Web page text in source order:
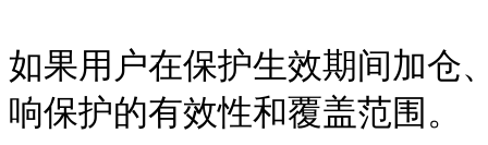
如果用户在保护生效期间加仓
响保护的有效性和覆盖范围。